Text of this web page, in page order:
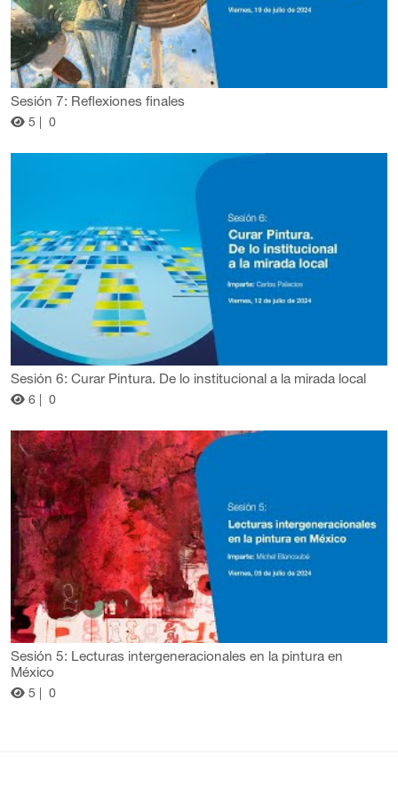
Sesión 7: Reflexiones finales
5 | 0
Sesión 6: Curar Pintura. De lo institucional a la mirada local
6 | 0
Sesión 5: Lecturas intergeneracionales en la pintura en
México
5 | 0